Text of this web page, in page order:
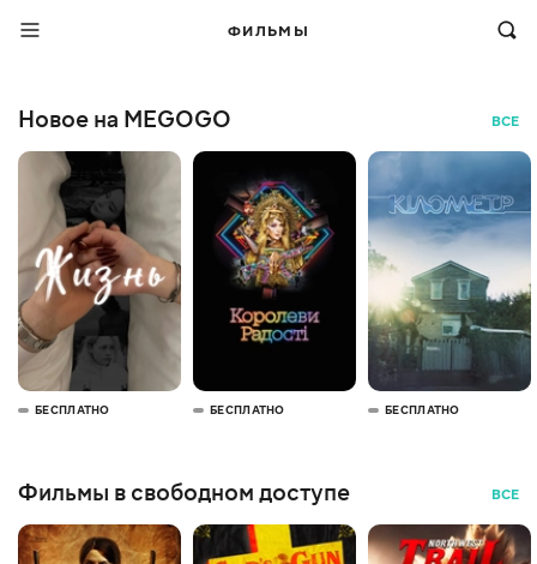
ФИЛЬМЫ
Новое на MEGOGO ВСЕ
БЕСПЛАТНО БЕСПЛАТНО БЕСПЛАТНО
Фильмы в свободном доступе ВСЕ